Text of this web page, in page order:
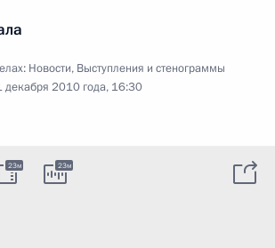
Новости, Выступления и стенограммы
декабря 2010 года, 16:30
23м 23м